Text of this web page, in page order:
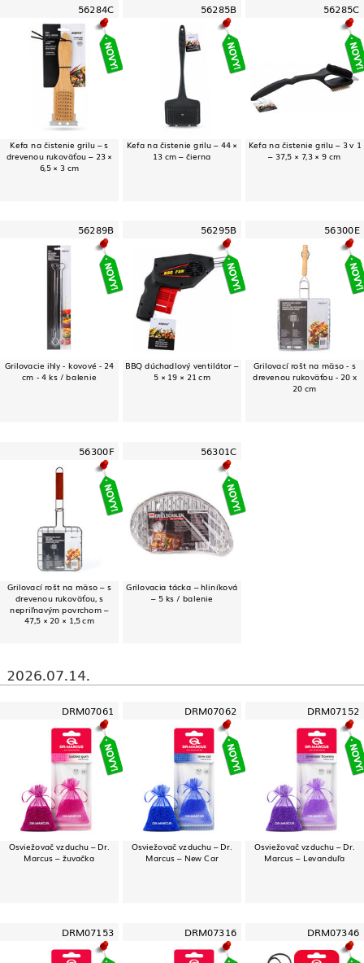
56284C
Kefa na čistenie grilu – s
drevenou rukoväťou – 23 ×
6,5 × 3 cm
56285B
Kefa na čistenie grilu – 44 ×
13 cm – čierna
56285C
Kefa na čistenie grilu – 3 v 1
– 37,5 × 7,3 × 9 cm
56289B
Grilovacie ihly - kovové - 24
cm - 4 ks / balenie
56295B
BBQ dúchadlový ventilátor –
5 × 19 × 21 cm
56300E
Grilovací rošt na mäso - s
drevenou rukoväťou - 20 x
20 cm
56300F
Grilovací rošt na mäso – s
drevenou rukoväťou, s
nepriľnavým povrchom –
47,5 × 20 × 1,5 cm
56301C
Grilovacia tácka – hliníková
– 5 ks / balenie
2026.07.14.
DRM07061
Osviežovač vzduchu – Dr.
Marcus – žuvačka
DRM07062
Osviežovač vzduchu – Dr.
Marcus – New Car
DRM07152
Osviežovač vzduchu – Dr.
Marcus – Levanduľa
DRM07153 DRM07316 DRM07346